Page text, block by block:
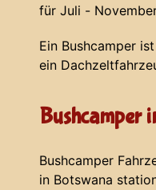
für Juli -
Ein Bushcamper
ein
Bushcamper
Bushcamper
in Botswana